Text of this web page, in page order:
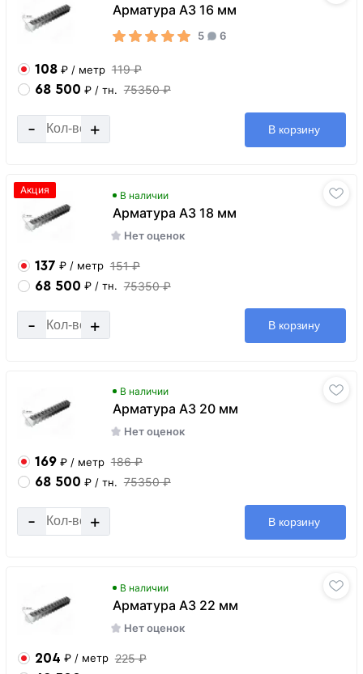
Арматура А3 16 мм
5 6
108 ₽ / метр 119 ₽
68 500 ₽ / тн. 75350 ₽
- + В корзину
В наличии
Арматура А3 18 мм
Нет оценок
Акция
137 ₽ / метр 151 ₽
68 500 ₽ / тн. 75350 ₽
- + В корзину
В наличии
Арматура А3 20 мм
Нет оценок
169 ₽ / метр 186 ₽
68 500 ₽ / тн. 75350 ₽
- + В корзину
В наличии
Арматура А3 22 мм
Нет оценок
204 ₽ / метр 225 ₽